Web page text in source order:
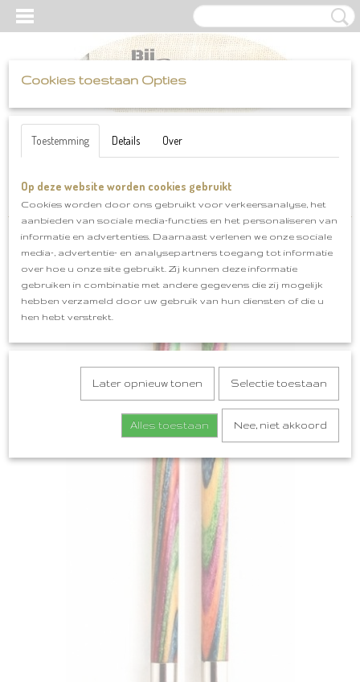
Inloggen Registreren UW WINKELWAGEN
Home >Haak-en brei benodigdheden>Knitpro rondbreisysteem
Verwisselbare punten Knitpro Symphony mt 6.0
Cookies toestaan Opties
Toestemming Details Over
Op deze website worden cookies gebruikt
Cookies worden door ons gebruikt voor verkeersanalyse, het
aanbieden van sociale media-functies en het personaliseren van
informatie en advertenties. Daarnaast verlenen we onze sociale
media-, advertentie- en analysepartners toegang tot informatie
over hoe u onze site gebruikt. Zij kunnen deze informatie
gebruiken in combinatie met andere gegevens die zij mogelijk
hebben verzameld door uw gebruik van hun diensten of die u
hen hebt verstrekt.
Later opnieuw tonen Selectie toestaan
Alles toestaan Nee, niet akkoord